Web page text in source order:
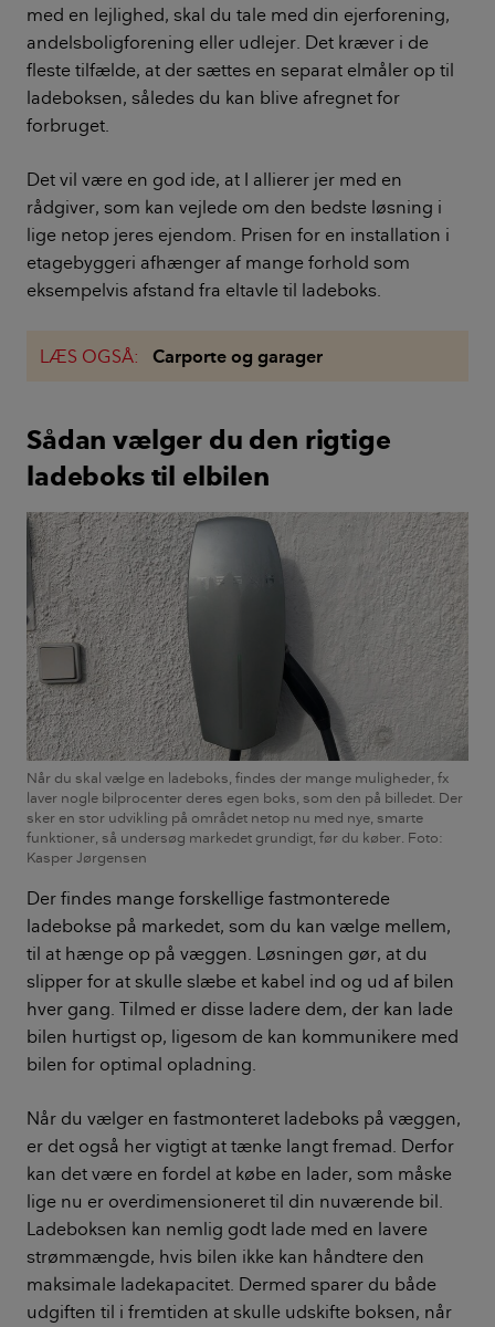
med en lejlighed, skal du tale med din ejerforening,
andelsboligforening eller udlejer. Det kræver i de
fleste tilfælde, at der sættes en separat elmåler op til
ladeboksen, således du kan blive afregnet for
forbruget.
Det vil være en god ide, at I allierer jer med en
rådgiver, som kan vejlede om den bedste løsning i
lige netop jeres ejendom. Prisen for en installation i
etagebyggeri afhænger af mange forhold som
eksempelvis afstand fra eltavle til ladeboks.
LÆS OGSÅ: Carporte og garager
Sådan vælger du den rigtige
ladeboks til elbilen
Når du skal vælge en ladeboks, findes der mange muligheder, fx
laver nogle bilprocenter deres egen boks, som den på billedet. Der
sker en stor udvikling på området netop nu med nye, smarte
funktioner, så undersøg markedet grundigt, før du køber. Foto:
Kasper Jørgensen
Der findes mange forskellige fastmonterede
ladebokse på markedet, som du kan vælge mellem,
til at hænge op på væggen. Løsningen gør, at du
slipper for at skulle slæbe et kabel ind og ud af bilen
hver gang. Tilmed er disse ladere dem, der kan lade
bilen hurtigst op, ligesom de kan kommunikere med
bilen for optimal opladning.
Når du vælger en fastmonteret ladeboks på væggen,
er det også her vigtigt at tænke langt fremad. Derfor
kan det være en fordel at købe en lader, som måske
lige nu er overdimensioneret til din nuværende bil.
Ladeboksen kan nemlig godt lade med en lavere
strømmængde, hvis bilen ikke kan håndtere den
maksimale ladekapacitet. Dermed sparer du både
udgiften til i fremtiden at skulle udskifte boksen, når